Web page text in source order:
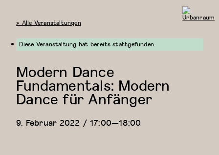
« Alle Veranstaltungen
Diese Veranstaltung hat bereits stattgefunden.
Modern Dance
Fundamentals: Modern
Dance für Anfänger
9. Februar 2022 / 17:00—18:00